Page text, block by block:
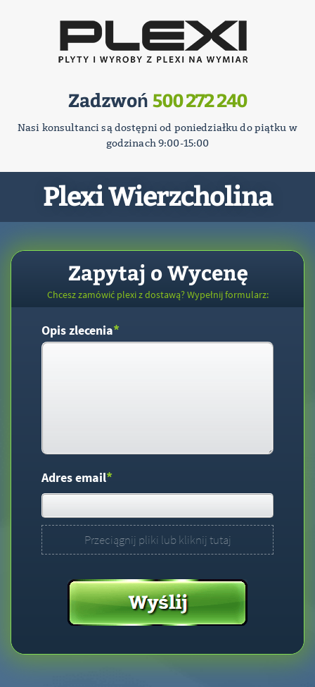
Zadzwoń 500 272 240
Nasi konsultanci są dostępni od poniedziałku do piątku w
godzinach 9:00-15:00
Plexi Wierzcholina
Zapytaj o Wycenę
Chcesz zamówić plexi z dostawą? Wypełnij formularz:
Opis zlecenia*
Adres email*
Przeciągnij pliki lub kliknij tutaj